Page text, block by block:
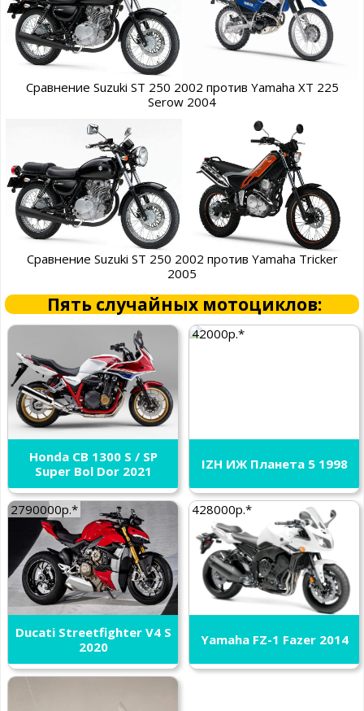
Сравнение Suzuki ST 250 2002 против Yamaha XT 225
Serow 2004
Сравнение Suzuki ST 250 2002 против Yamaha Tricker
2005
Пять случайных мотоциклов:
Honda CB 1300 S / SP
Super Bol Dor 2021
42000р.*
IZH ИЖ Планета 5 1998
2790000р.*
Ducati Streetfighter V4 S
2020
428000р.*
Yamaha FZ-1 Fazer 2014